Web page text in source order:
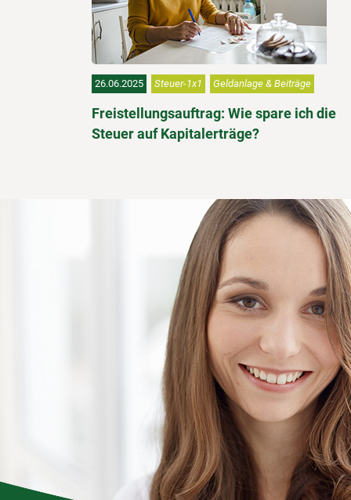
26.06.2025 Steuer-1x1 Geldanlage & Beiträge
Freistellungsauftrag: Wie spare ich die
Steuer auf Kapitalerträge?